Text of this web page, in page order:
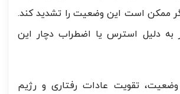
ممکن است این وضعیت را تشدید کند.
به دلیل استرس یا اضطراب دچار این
وضعیت، تقویت عادات رفتاری و رژیم